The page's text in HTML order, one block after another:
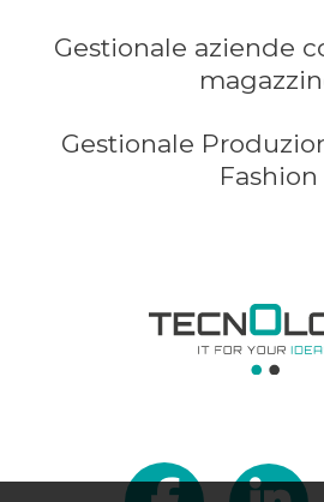
Gestionale aziende
Gestionale
Fashion